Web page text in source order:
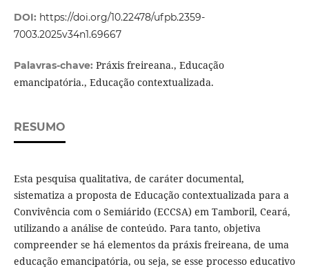
DOI: https://doi.org/10.22478/ufpb.2359-
7003.2025v34n1.69667
Palavras-chave: Práxis freireana., Educação
emancipatória., Educação contextualizada.
RESUMO
Esta pesquisa qualitativa, de caráter documental,
sistematiza a proposta de Educação contextualizada para a
Convivência com o Semiárido (ECCSA) em Tamboril, Ceará,
utilizando a análise de conteúdo. Para tanto, objetiva
compreender se há elementos da práxis freireana, de uma
educação emancipatória, ou seja, se esse processo educativo